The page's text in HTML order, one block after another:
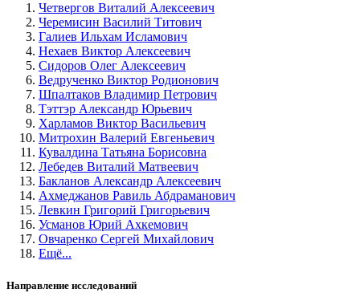
Четвергов Виталий Алексеевич
Черемисин Василий Титович
Галиев Ильхам Исламович
Нехаев Виктор Алексеевич
Сидоров Олег Алексеевич
Ведрученко Виктор Родионович
Шпалтаков Владимир Петрович
Тэттэр Александр Юрьевич
Харламов Виктор Васильевич
Митрохин Валерий Евгеньевич
Кувалдина Татьяна Борисовна
Лебедев Виталий Матвеевич
Бакланов Александр Алексеевич
Ахмеджанов Равиль Абдраманович
Левкин Григорий Григорьевич
Усманов Юрий Ахкемович
Овчаренко Сергей Михайлович
Ещё...
Направление исследований